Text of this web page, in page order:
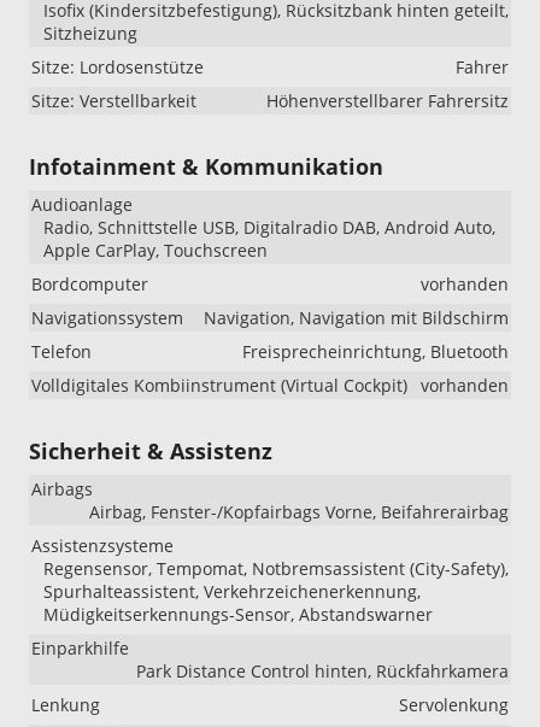
Isofix (Kindersitzbefestigung), Rücksitzbank hinten geteilt,
Sitzheizung
Sitze: Lordosenstütze
Fahrer
Sitze: Verstellbarkeit
Höhenverstellbarer Fahrersitz
Infotainment & Kommunikation
Audioanlage
Radio, Schnittstelle USB, Digitalradio DAB, Android Auto,
Apple CarPlay, Touchscreen
Bordcomputer
vorhanden
Navigationssystem
Navigation, Navigation mit Bildschirm
Telefon
Freisprecheinrichtung, Bluetooth
Volldigitales Kombiinstrument (Virtual Cockpit) vorhanden
Sicherheit & Assistenz
Airbags
Airbag, Fenster-/Kopfairbags Vorne, Beifahrerairbag
Assistenzsysteme
Regensensor, Tempomat, Notbremsassistent (City-Safety),
Spurhalteassistent, Verkehrzeichenerkennung,
Müdigkeitserkennungs-Sensor, Abstandswarner
Einparkhilfe
Park Distance Control hinten, Rückfahrkamera
Lenkung
Servolenkung